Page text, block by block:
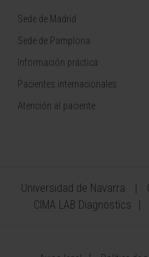
Sede de Madrid
Sede de Pamplona
Información práctica
Pacientes internacionales
Atención al paciente
Universidad de Navarra
CIMA LAB Diagnostics